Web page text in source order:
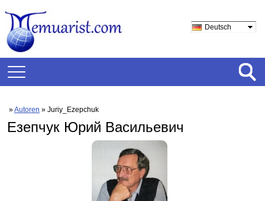
Deutsch
»Autoren » Juriy_Ezepchuk
Езепчук Юрий Васильевич